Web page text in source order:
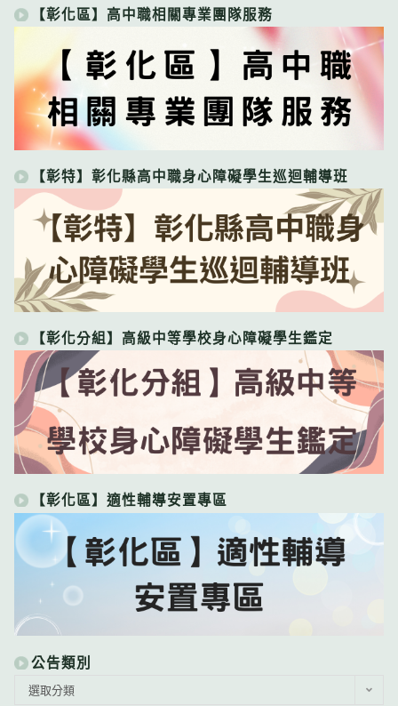
【彰化區】高中職相關專業團隊服務
【彰特】彰化縣高中職身心障礙學生巡迴輔導班
【彰化分組】高級中等學校身心障礙學生鑑定
【彰化區】適性輔導安置專區
公告類別
選取分類